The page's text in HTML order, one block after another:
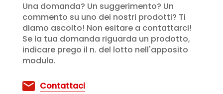
Una domanda? Un suggerimento? Un
commento su uno dei nostri prodotti? Ti
diamo ascolto! Non esitare a contattarci!
Se la tua domanda riguarda un prodotto,
indicare prego il n. del lotto nell'apposito
modulo.
Contattaci